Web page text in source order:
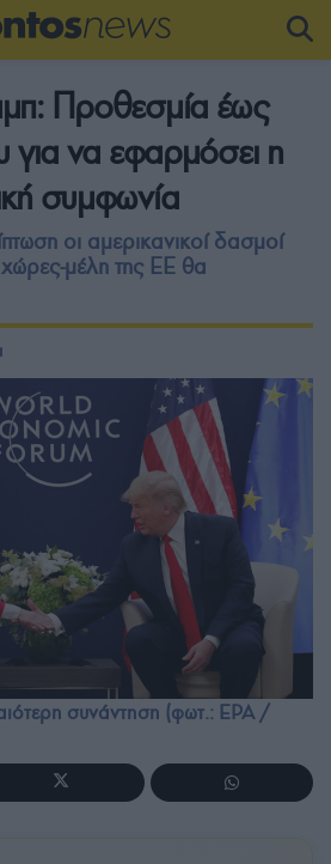
Προθεσμία έως
για να εφαρμόσει η
συμφωνία
οι αμερικανικοί δασμοί
μέλη της ΕΕ θα
συνάντηση (φωτ.: EPA /